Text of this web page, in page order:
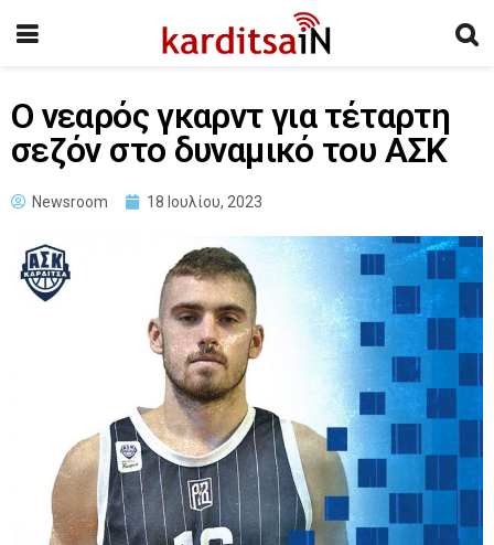
Ο νεαρός γκαρντ για τέταρτη
σεζόν στο δυναμικό του ΑΣΚ
Newsroom 18 Ιουλίου, 2023